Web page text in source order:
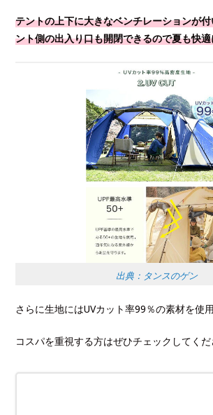
テントの上下に大きなベンチレーションが
ント側の出入り口も開閉できるので夏も快
出典：タンスのゲン
さらに生地にはUVカット率99％の素材を使用
コスパを重視する方はぜひチェックしてくだ